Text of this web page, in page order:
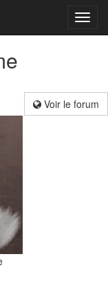
Voir le forum